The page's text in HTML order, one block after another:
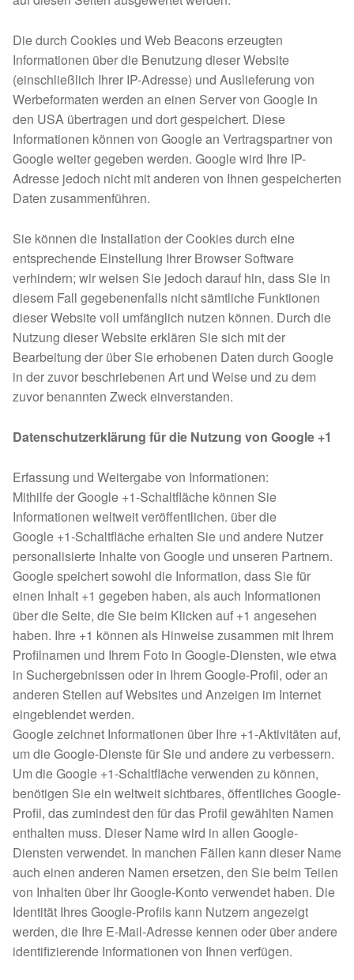
Die durch Cookies und Web Beacons erzeugten
Informationen über die Benutzung dieser Website
(einschließlich Ihrer IP-Adresse) und Auslieferung von
Werbeformaten werden an einen Server von Google in
den USA übertragen und dort gespeichert. Diese
Informationen können von Google an Vertragspartner von
Google weiter gegeben werden. Google wird Ihre IP-
Adresse jedoch nicht mit anderen von Ihnen gespeicherten
Daten zusammenführen.
Sie können die Installation der Cookies durch eine
entsprechende Einstellung Ihrer Browser Software
verhindern; wir weisen Sie jedoch darauf hin, dass Sie in
diesem Fall gegebenenfalls nicht sämtliche Funktionen
dieser Website voll umfänglich nutzen können. Durch die
Nutzung dieser Website erklären Sie sich mit der
Bearbeitung der über Sie erhobenen Daten durch Google
in der zuvor beschriebenen Art und Weise und zu dem
zuvor benannten Zweck einverstanden.
Datenschutzerklärung für die Nutzung von Google +1
Erfassung und Weitergabe von Informationen:
Mithilfe der Google +1-Schaltfläche können Sie
Informationen weltweit veröffentlichen. über die
Google +1-Schaltfläche erhalten Sie und andere Nutzer
personalisierte Inhalte von Google und unseren Partnern.
Google speichert sowohl die Information, dass Sie für
einen Inhalt +1 gegeben haben, als auch Informationen
über die Seite, die Sie beim Klicken auf +1 angesehen
haben. Ihre +1 können als Hinweise zusammen mit Ihrem
Profilnamen und Ihrem Foto in Google-Diensten, wie etwa
in Suchergebnissen oder in Ihrem Google-Profil, oder an
anderen Stellen auf Websites und Anzeigen im Internet
eingeblendet werden.
Google zeichnet Informationen über Ihre +1-Aktivitäten auf,
um die Google-Dienste für Sie und andere zu verbessern.
Um die Google +1-Schaltfläche verwenden zu können,
benötigen Sie ein weltweit sichtbares, öffentliches Google-
Profil, das zumindest den für das Profil gewählten Namen
enthalten muss. Dieser Name wird in allen Google-
Diensten verwendet. In manchen Fällen kann dieser Name
auch einen anderen Namen ersetzen, den Sie beim Teilen
von Inhalten über Ihr Google-Konto verwendet haben. Die
Identität Ihres Google-Profils kann Nutzern angezeigt
werden, die Ihre E-Mail-Adresse kennen oder über andere
identifizierende Informationen von Ihnen verfügen.